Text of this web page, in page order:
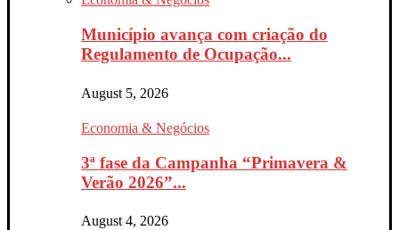
Município avança com criação do
Regulamento de Ocupação...
August 5, 2026
Economia & Negócios
3ª fase da Campanha “Primavera &
Verão 2026”...
August 4, 2026